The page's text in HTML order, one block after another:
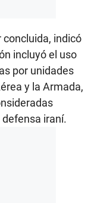
concluida, indicó
incluyó el uso
por unidades
y la Armada,
iraní.